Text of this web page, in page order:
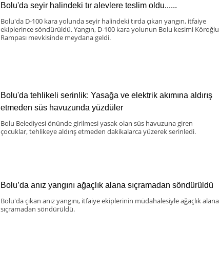
Bolu'da seyir halindeki tır alevlere teslim oldu......
Bolu'da D-100 kara yolunda seyir halindeki tırda çıkan yangın, itfaiye
ekiplerince söndürüldü. Yangın, D-100 kara yolunun Bolu kesimi Köroğlu
Rampası mevkisinde meydana geldi.
Bolu'da tehlikeli serinlik: Yasağa ve elektrik akımına aldırış
etmeden süs havuzunda yüzdüler
Bolu Belediyesi önünde girilmesi yasak olan süs havuzuna giren
çocuklar, tehlikeye aldırış etmeden dakikalarca yüzerek serinledi.
Bolu’da anız yangını ağaçlık alana sıçramadan söndürüldü
Bolu'da çıkan anız yangını, itfaiye ekiplerinin müdahalesiyle ağaçlık alana
sıçramadan söndürüldü.